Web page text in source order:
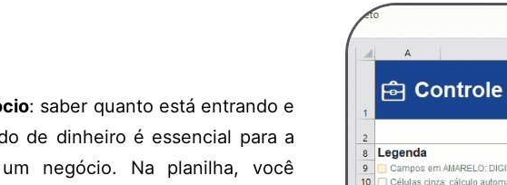
: saber quanto está entrando e
de dinheiro é essencial para a
negócio. Na planilha, você